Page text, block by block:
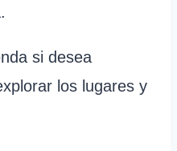
si desea
los lugares y